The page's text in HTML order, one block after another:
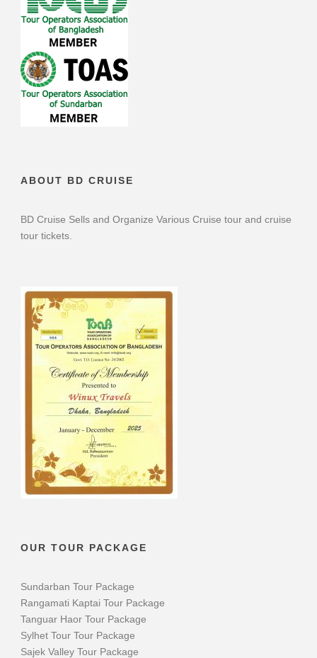
ABOUT BD CRUISE
BD Cruise Sells and Organize Various Cruise tour and cruise
tour tickets.
OUR TOUR PACKAGE
Sundarban Tour Package
Rangamati Kaptai Tour Package
Tanguar Haor Tour Package
Sylhet Tour Tour Package
Sajek Valley Tour Package